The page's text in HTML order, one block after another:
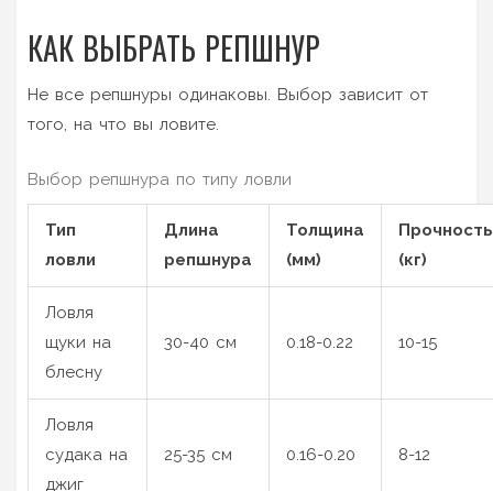
КАК ВЫБРАТЬ РЕПШНУР
Не все репшнуры одинаковы. Выбор зависит от
того, на что вы ловите.
Выбор репшнурa по типу ловли
Тип
ловли
Длина
репшнурa
Толщина
(мм)
Прочность
(кг)
Ловля
щуки на
блесну
30-40 см 0.18-0.22 10-15
Ловля
судака на
джиг
25-35 см 0.16-0.20 8-12